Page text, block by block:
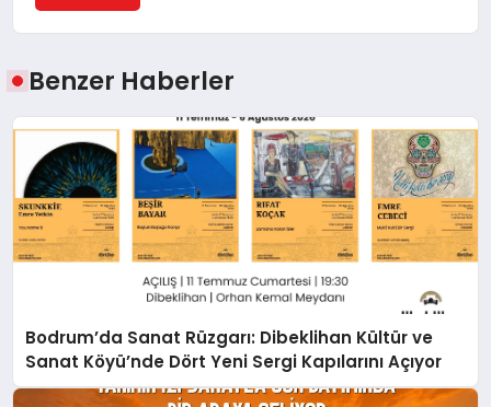
Benzer Haberler
Bodrum’da Sanat Rüzgarı: Dibeklihan Kültür ve
Sanat Köyü’nde Dört Yeni Sergi Kapılarını Açıyor